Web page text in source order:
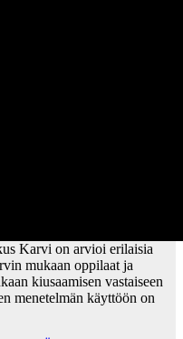
Karvi on arvioi erilaisia
mukaan oppilaat ja
kiusaamisen vastaiseen
menetelmän käyttöön on